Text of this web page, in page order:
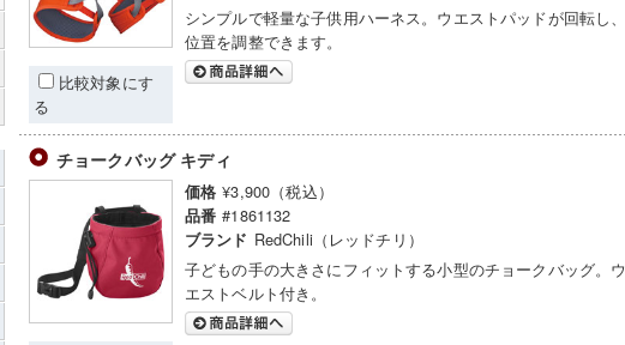
比較対象にす
る
シンプルで軽量な子供用ハーネス。ウエストパッドが回転し、
位置を調整できます。
チョークバッグ キディ
価格 ¥3,900（税込）
品番 #1861132
ブランド RedChili（レッドチリ）
子どもの手の大きさにフィットする小型のチョークバッグ。ウ
エストベルト付き。